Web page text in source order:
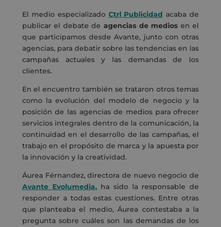
El medio especializado Ctrl Publicidad acaba de
publicar el debate de agencias de medios en el
que participamos desde Avante, junto con otras
agencias, para debatir sobre las tendencias en las
campañas actuales y las demandas de los
clientes.
En el encuentro también se trataron otros temas
como la evolución del modelo de negocio y la
posición de las agencias de medios para ofrecer
servicios integrales dentro de la comunicación, la
continuidad en el desarrollo de las campañas, el
trabajo en el propósito de marca y la apuesta por
la innovación y la creatividad.
Áurea Férnandez, directora de nuevo negocio de
Avante Evolumedia, ha sido la responsable de
responder a todas estas cuestiones. Entre otras
que planteaba el medio, Áurea contestaba a la
pregunta sobre cuáles son las demandas de los